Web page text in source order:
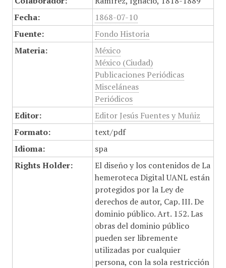
Fecha:
1868-07-10
Fuente:
Fondo Historia
Materia:
México
México (Ciudad)
Publicaciones Periódicas
Misceláneas
Periódicos
Editor:
Editor Jesús Fuentes y Muñiz
Formato:
text/pdf
Idioma:
spa
Rights Holder:
El diseño y los contenidos de La
hemeroteca Digital UANL están
protegidos por la Ley de
derechos de autor, Cap. III. De
dominio público. Art. 152. Las
obras del dominio público
pueden ser libremente
utilizadas por cualquier
persona, con la sola restricción